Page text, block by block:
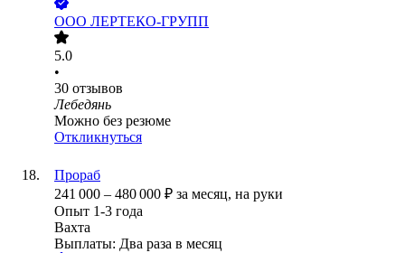
ООО ЛЕРТЕКО-ГРУПП
5.0
•
30 отзывов
Лебедянь
Можно без резюме
Откликнуться
Прораб
241 000 – 480 000 ₽ за месяц, на руки
Опыт 1-3 года
Вахта
Выплаты: Два раза в месяц